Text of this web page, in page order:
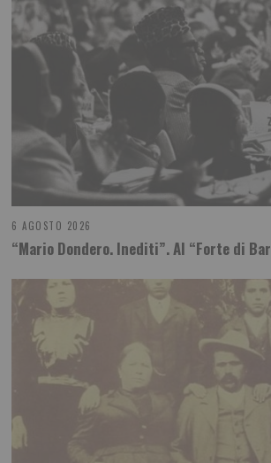
6 AGOSTO 2026
“Mario Dondero. Inediti”. Al “Forte di